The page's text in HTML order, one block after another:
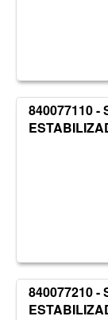
840077110 -
840077210 -